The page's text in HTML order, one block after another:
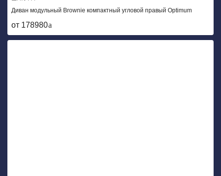
Диван модульный Brownie компактный угловой правый Optimum
от 178980